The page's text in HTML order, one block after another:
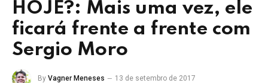
HOJE?: Mais uma vez, ele
ficará frente a frente com
Sergio Moro
By Vagner Meneses
13 de setembro de 2017